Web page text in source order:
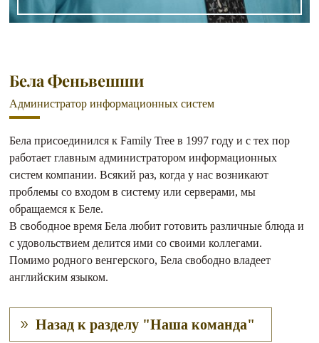
Бела Феньвешши
Администратор информационных систем
Бела присоединился к Family Tree в 1997 году и с тех пор
работает главным администратором информационных
систем компании. Всякий раз, когда у нас возникают
проблемы со входом в систему или серверами, мы
обращаемся к Беле.
В свободное время Бела любит готовить различные блюда и
с удовольствием делится ими со своими коллегами.
Помимо родного венгерского, Бела свободно владеет
английским языком.
Назад к разделу "Наша команда"